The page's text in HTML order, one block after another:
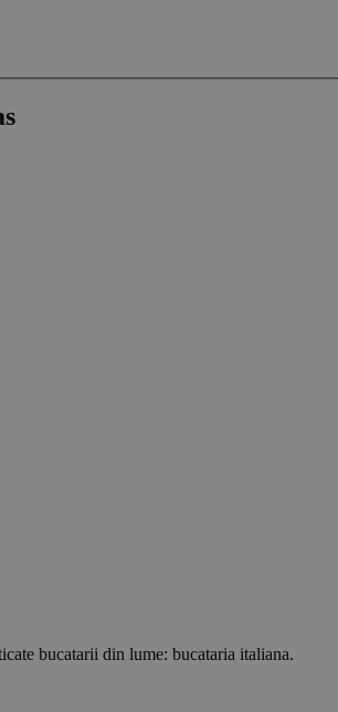
bucatarii din lume: bucataria italiana.